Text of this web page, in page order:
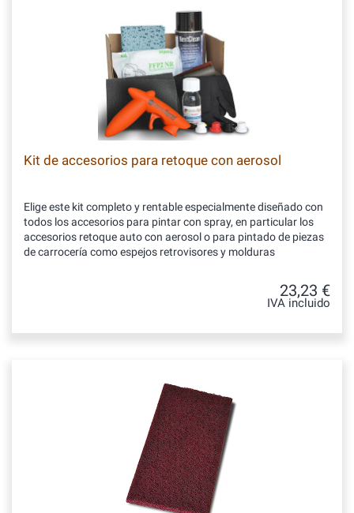
Kit de accesorios para retoque con aerosol
Elige este kit completo y rentable especialmente diseñado con
todos los accesorios para pintar con spray, en particular los
accesorios retoque auto con aerosol o para pintado de piezas
de carrocería como espejos retrovisores y molduras
23,23 €
IVA incluido